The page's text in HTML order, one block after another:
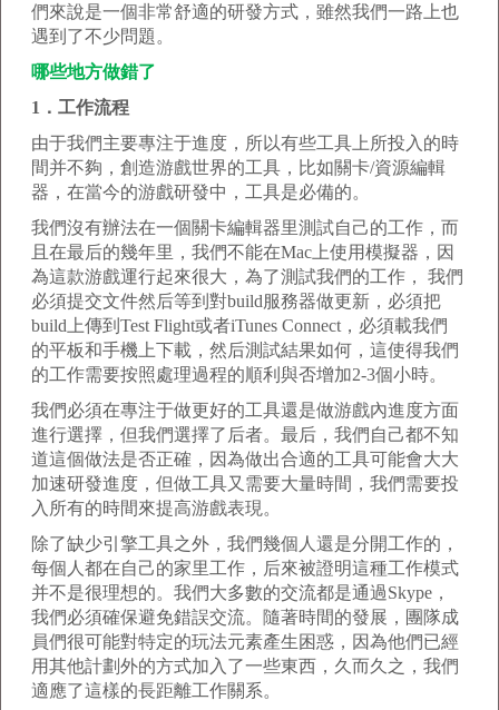
們來說是一個非常舒適的研發方式，雖然我們一路上也
遇到了不少問題。
哪些地方做錯了
1．工作流程
由于我們主要專注于進度，所以有些工具上所投入的時
間并不夠，創造游戲世界的工具，比如關卡/資源編輯
器，在當今的游戲研發中，工具是必備的。
我們沒有辦法在一個關卡編輯器里測試自己的工作，而
且在最后的幾年里，我們不能在Mac上使用模擬器，因
為這款游戲運行起來很大，為了測試我們的工作， 我們
必須提交文件然后等到對build服務器做更新，必須把
build上傳到Test Flight或者iTunes Connect，必須載我們
的平板和手機上下載，然后測試結果如何，這使得我們
的工作需要按照處理過程的順利與否增加2-3個小時。
我們必須在專注于做更好的工具還是做游戲內進度方面
進行選擇，但我們選擇了后者。最后，我們自己都不知
道這個做法是否正確，因為做出合適的工具可能會大大
加速研發進度，但做工具又需要大量時間，我們需要投
入所有的時間來提高游戲表現。
除了缺少引擎工具之外，我們幾個人還是分開工作的，
每個人都在自己的家里工作，后來被證明這種工作模式
并不是很理想的。我們大多數的交流都是通過Skype，
我們必須確保避免錯誤交流。隨著時間的發展，團隊成
員們很可能對特定的玩法元素產生困惑，因為他們已經
用其他計劃外的方式加入了一些東西，久而久之，我們
適應了這樣的長距離工作關系。